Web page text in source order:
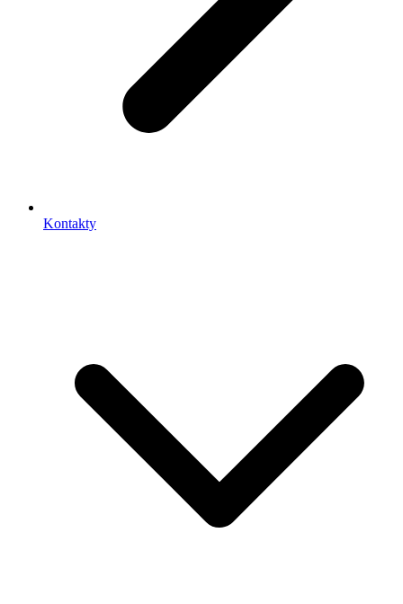
Kontakty